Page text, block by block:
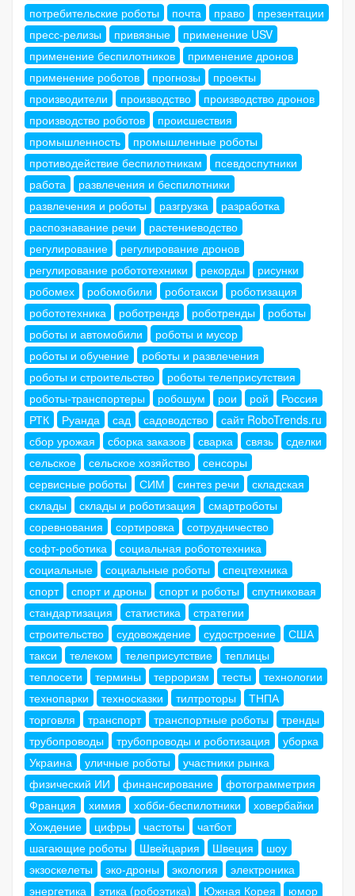
потребительские роботы
почта право
презентации
пресс-релизы
привязные
применение USV
применение беспилотников
применение дронов
применение роботов
прогнозы
проекты
производители
производство
производство дронов
производство роботов
происшествия
промышленность
промышленные роботы
противодействие беспилотникам
псевдоспутники
работа
развлечения и беспилотники
развлечения и роботы
разгрузка
разработка
распознавание речи
растениеводство
регулирование
регулирование дронов
регулирование робототехники
рекорды
рисунки
робомех
робомобили роботакси
роботизация
робототехника
роботрендз роботренды
роботы
роботы и автомобили
роботы и мусор
роботы и обучение
роботы и развлечения
роботы и строительство
роботы телеприсутствия
роботы-транспортеры
робошум рои рой
Россия
РТК
Руанда сад садоводство
сайт RoboTrends.ru
сбор урожая
сборка заказов сварка связь
сделки
сельское
сельское хозяйство
сенсоры
сервисные роботы
СИМ синтез речи
складская
склады
склады и роботизация
смартроботы
соревнования
сортировка
сотрудничество
софт-роботика
социальная робототехника
социальные
социальные роботы
спецтехника
спорт
спорт и дроны спорт и роботы
спутниковая
стандартизация
статистика
стратегии
строительство
судовождение судостроение
США
такси
телеком телеприсутствие
теплицы
теплосети
термины терроризм тесты
технологии
технопарки
техносказки тилтроторы
ТНПА
торговля
транспорт транспортные роботы
тренды
трубопроводы
трубопроводы и роботизация
уборка
Украина
уличные роботы
участники рынка
физический ИИ
финансирование
фотограмметрия
Франция
химия хобби-беспилотники
ховербайки
Хождение
цифры частоты
чатбот
шагающие роботы
Швейцария Швеция
шоу
экзоскелеты
эко-дроны экология
электроника
энергетика
этика (робоэтика) Южная Корея юмор